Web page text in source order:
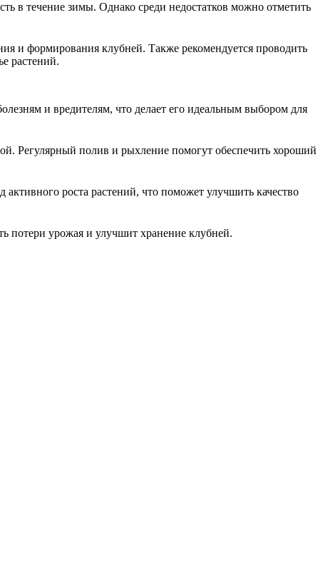
в течение зимы. Однако среди недостатков можно отметить
и формирования клубней. Также рекомендуется проводить
растений.
и вредителям, что делает его идеальным выбором для
Регулярный полив и рыхление помогут обеспечить хороший
роста растений, что поможет улучшить качество
потери урожая и улучшит хранение клубней.